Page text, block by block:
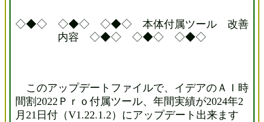
◇◆◇ ◇◆◇ ◇◆◇ 本体付属ツール 改善
内容 ◇◆◇ ◇◆◇ ◇◆◇
このアップデートファイルで、イデアのＡＩ時
間割2022Ｐｒｏ付属ツール、年間実績が2024年2
月21日付（V1.22.1.2）にアップデート出来ます